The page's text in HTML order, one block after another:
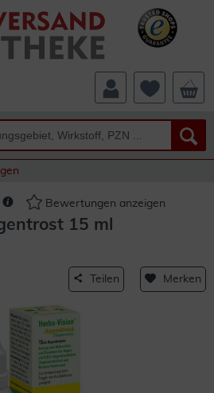
Bewertungen anzeigen
15 ml
Teilen Merken